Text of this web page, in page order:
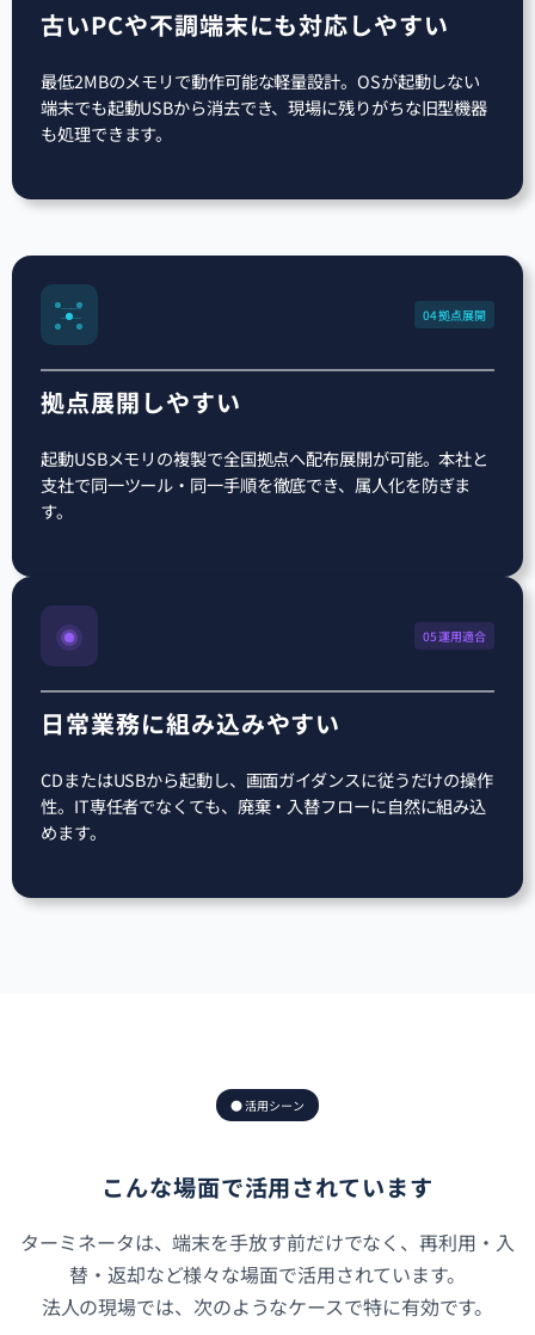
古いPCや不調端末にも対応しやすい
最低2MBのメモリで動作可能な軽量設計。OSが起動しない
端末でも起動USBから消去でき、現場に残りがちな旧型機器
も処理できます。
04 拠点展開
拠点展開しやすい
起動USBメモリの複製で全国拠点へ配布展開が可能。本社と
支社で同一ツール・同一手順を徹底でき、属人化を防ぎま
す。
05 運用適合
日常業務に組み込みやすい
CDまたはUSBから起動し、画面ガイダンスに従うだけの操作
性。IT専任者でなくても、廃棄・入替フローに自然に組み込
めます。
● 活用シーン
こんな場面で活用されています
ターミネータは、端末を手放す前だけでなく、再利用・入
替・返却など様々な場面で活用されています。
法人の現場では、次のようなケースで特に有効です。